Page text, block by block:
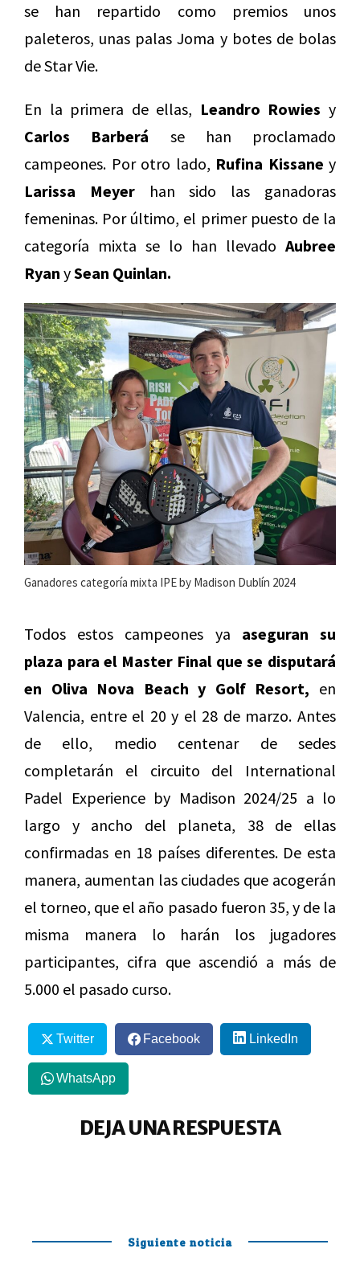
se han repartido como premios unos
paleteros, unas palas Joma y botes de bolas
de Star Vie.
En la primera de ellas, Leandro Rowies y
Carlos Barberá se han proclamado
campeones. Por otro lado, Rufina Kissane y
Larissa Meyerhan sido las ganadoras
femeninas. Por último, el primer puesto de la
categoría mixta se lo han llevado Aubree
Ryan ySean Quinlan.
Ganadores categoría mixta IPE by Madison Dublín 2024
Todos estos campeones ya aseguran su
plaza para el Master Final que se disputará
en Oliva Nova Beach y Golf Resort, en
Valencia, entre el 20 y el 28 de marzo. Antes
de ello, medio centenar de sedes
completarán el circuito del International
Padel Experience by Madison 2024/25 a lo
largo y ancho del planeta, 38 de ellas
confirmadas en 18 países diferentes. De esta
manera, aumentan las ciudades que acogerán
el torneo, que el año pasado fueron 35, y de la
misma manera lo harán los jugadores
participantes, cifra que ascendió a más de
5.000 el pasado curso.
Twitter Facebook LinkedIn
WhatsApp
DEJA UNA RESPUESTA
Siguiente noticia